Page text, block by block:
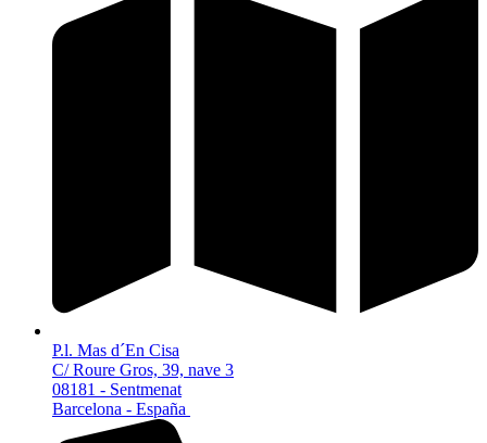
P.l. Mas d´En Cisa
C/ Roure Gros, 39, nave 3
08181 - Sentmenat
Barcelona - España